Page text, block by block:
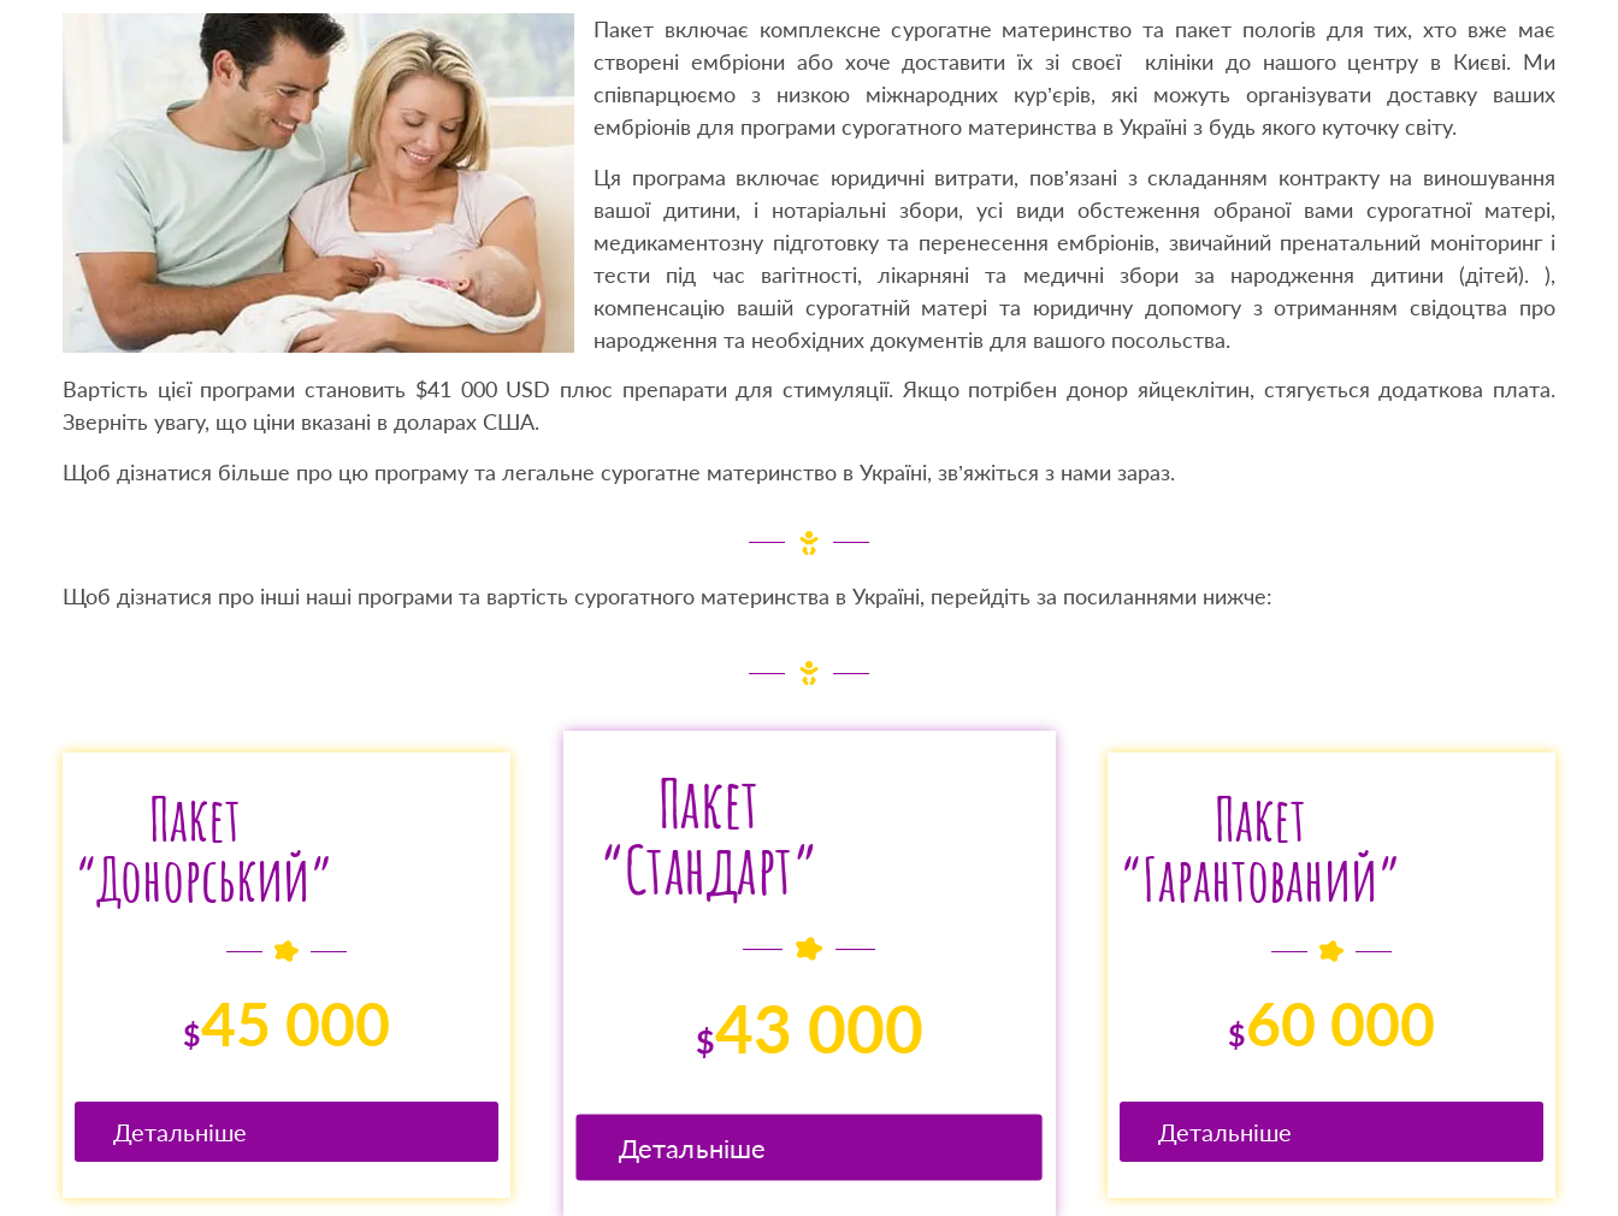
Пакет включає комплексне сурогатне материнство та пакет пологів для тих, хто вже має
створені ембріони або хоче доставити їх зі своєї клініки до нашого центру в Києві. Ми
співпарцюємо з низкою міжнародних кур’єрів, які можуть організувати доставку ваших
ембріонів для програми сурогатного материнства в Україні з будь якого куточку світу.
Ця програма включає юридичні витрати, пов’язані з складанням контракту на виношування
вашої дитини, і нотаріальні збори, усі види обстеження обраної вами сурогатної матері,
медикаментозну підготовку та перенесення ембріонів, звичайний пренатальний моніторинг і
тести під час вагітності, лікарняні та медичні збори за народження дитини (дітей). ),
компенсацію вашій сурогатній матері та юридичну допомогу з отриманням свідоцтва про
народження та необхідних документів для вашого посольства.
Вартість цієї програми становить $41 000 USD плюс препарати для стимуляції. Якщо потрібен донор яйцеклітин, стягується додаткова плата.
Зверніть увагу, що ціни вказані в доларах США.
Щоб дізнатися більше про цю програму та легальне сурогатне материнство в Україні, зв’яжіться з нами зараз.
Щоб дізнатися про інші наші програми та вартість сурогатного материнства в Україні, перейдіть за посиланнями нижче:
Пакет
“Донорський”
$45 000
Детальніше
Пакет
“Стандарт”
$43 000
Детальніше
Пакет
“Гарантований”
$60 000
Детальніше